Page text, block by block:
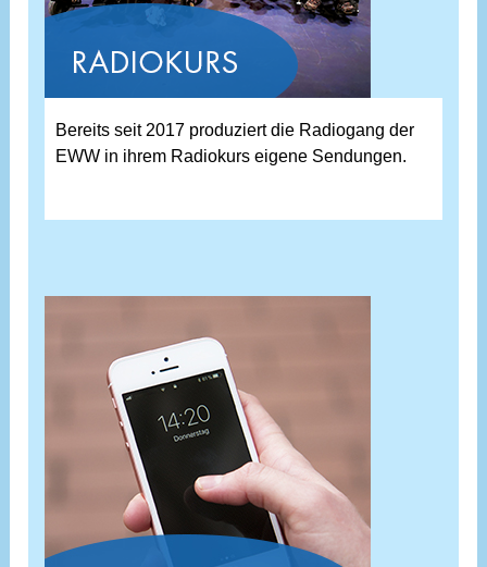
Bereits seit 2017 produziert die Radiogang der
EWW in ihrem Radiokurs eigene Sendungen.